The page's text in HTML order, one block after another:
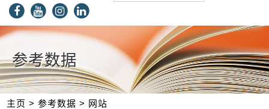
参考数据
主页 >参考数据 > 网站